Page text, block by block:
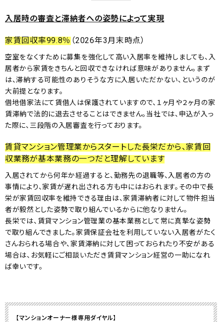
入居時の審査と滞納者への姿勢によって実現
家賃回収率99.8％ （2026年3月末時点）
空室をなくすために募集を強化して高い入居率を維持しましても、入
居者から家賃をきちんと回収できなければ意味がありません。まず
は、滞納する可能性のありそうな方に入居いただかない、というのが
大前提となります。
借地借家法にて賃借人は保護されていますので、１ヶ月や２ヶ月の家
賃滞納で法的に退去させることはできません。当社では、申込が入っ
た際に、三段階の入居審査を行っております。
賃貸マンション管理業からスタートした長栄だから、家賃回
収業務が基本業務の一つだと理解しています
入居されてから何年か経過すると、勤務先の退職等、入居者の方の
事情により、家賃が遅れ出される方も中にはおられます。その中で長
栄が家賃回収率を維持できる理由は、家賃滞納者に対して物件担当
者が毅然とした姿勢で取り組んでいるからに他なりません。
長栄では、賃貸マンション管理業の基本業務として常に真摯な姿勢
で取り組んできました。家賃保証会社を利用していない入居者がたく
さんおられる場合や、家賃滞納に対して困っておられたり不安がある
場合は、お気軽にご相談いただき賃貸マンション経営の一助になれ
ば幸いです。
【マンションオーナー様専用ダイヤル】